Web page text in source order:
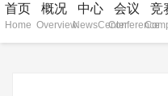
首页
Home
概况
Overview
中心
NewsCenter
会议
Conference
竞